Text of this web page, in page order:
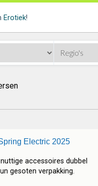
Erotiek!
Electric 2025
accessoires dubbel
gesoten verpakking.